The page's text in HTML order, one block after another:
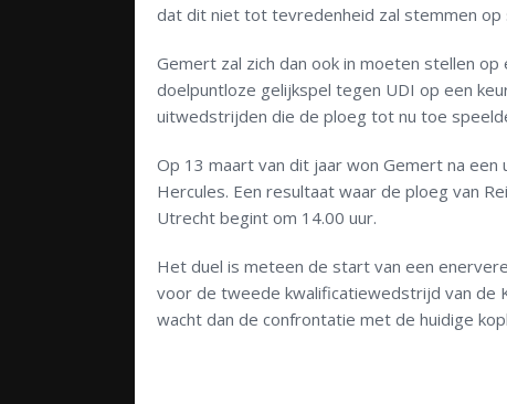
dat dit niet tot tevredenheid zal stemmen op
Gemert zal zich dan ook in moeten stellen
doelpuntloze gelijkspel tegen UDI op een
uitwedstrijden die de ploeg tot nu toe
Op 13 maart van dit jaar won Gemert na
Hercules. Een resultaat waar de ploeg van
Utrecht begint om 14.00 uur.
Het duel is meteen de start van een
voor de tweede kwalificatiewedstrijd van de
wacht dan de confrontatie met de huidige